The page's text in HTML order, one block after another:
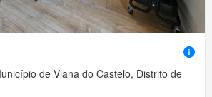
de Viana do Castelo, Distrito de